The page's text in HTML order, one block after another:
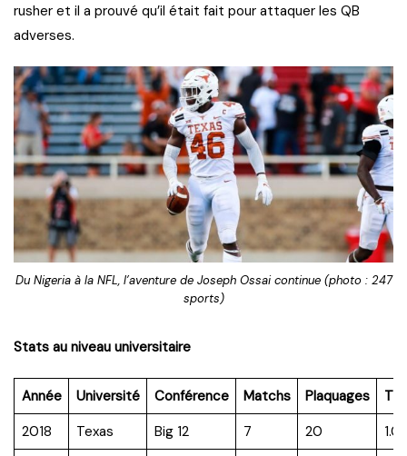
rusher et il a prouvé qu’il était fait pour attaquer les QB
adverses.
Du Nigeria à la NFL, l’aventure de Joseph Ossai continue (photo : 247
sports)
Stats au niveau universitaire
Année Université Conférence Matchs Plaquages
TFL
2018
Texas Big 12 7 20
1.0